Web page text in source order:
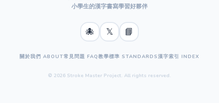
小學生的漢字書寫學習好夥伴
🐙 𝕏 📘
關於我們 ABOUT常見問題 FAQ教學標準 STANDARDS漢字索引 INDEX
© 2026 Stroke Master Project. All rights reserved.